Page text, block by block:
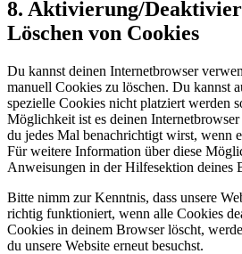
8. Aktivierung/
Löschen von Cookies
Du kannst deinen Internetbrowser
manuell Cookies zu löschen. Du kannst
spezielle Cookies nicht platziert werden
Möglichkeit ist es deinen
du jedes Mal benachrichtigt wirst, wenn
Für weitere Information über diese
Anweisungen in der Hilfesektion deines
Bitte nimm zur Kenntnis, dass unsere
richtig funktioniert, wenn alle Cookies
Cookies in deinem Browser löscht,
du unsere Website erneut besuchst.